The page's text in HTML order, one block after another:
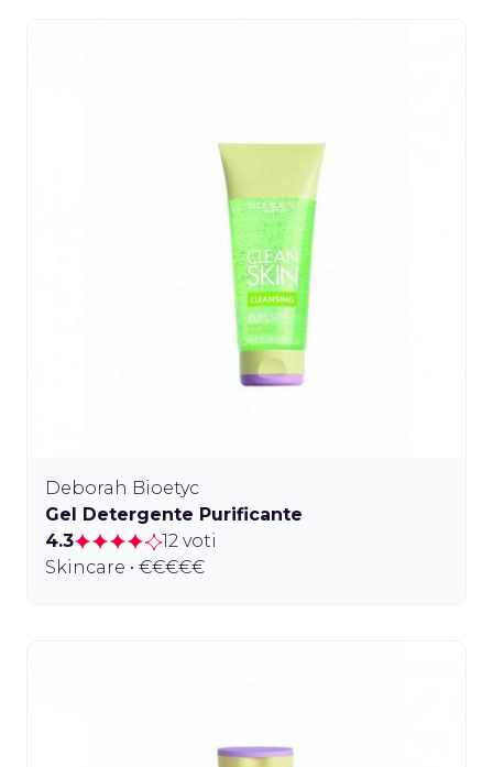
Deborah Bioetyc
Gel Detergente Purificante
4.3
12 voti
Skincare • €€€€€